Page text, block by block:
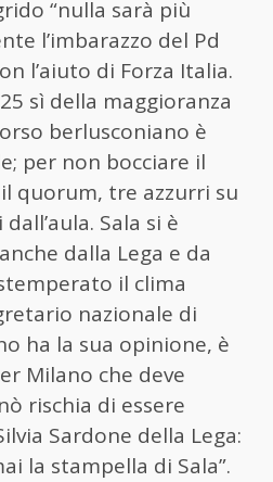
“nulla sarà più
l’imbarazzo del Pd
l’aiuto di Forza Italia.
sì della maggioranza
berlusconiano è
per non bocciare il
quorum, tre azzurri su
Sala si è
dalla Lega e da
il clima
nazionale di
ha la sua opinione, è
Milano che deve
rischia di essere
Sardone della Lega:
la stampella di Sala”.